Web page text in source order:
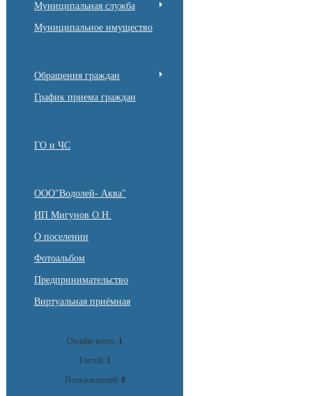
Муниципальная служба
Муниципальное имущество
Обращения граждан
График приема граждан
ГО и ЧС
ООО"Водолей- Аква"
ИП Мигунов О.Н.
О поселении
Фотоальбом
Предпринимательство
Виртуальная приёмная
Онлайн всего: 1
Гостей: 1
Пользователей: 0